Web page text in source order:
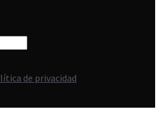
de privacidad